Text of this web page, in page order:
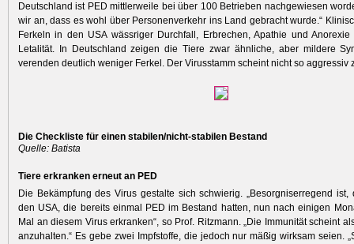
Deutschland ist PED mittlerweile bei über 100 Betrieben nachgewiesen
wir an, dass es wohl über Personenverkehr ins Land gebracht wurde.“
Ferkeln in den USA wässriger Durchfall, Erbrechen, Apathie und
Letalität. In Deutschland zeigen die Tiere zwar ähnliche, aber mildere
verenden deutlich weniger Ferkel. Der ­Virusstamm scheint nicht so aggressiv
Die Checkliste für einen stabilen/nicht-stabilen Bestand
Quelle: Batista
Tiere erkranken erneut an PED
Die Bekämpfung des Virus gestalte sich schwierig. „Besorgniserregend ist,
den USA, die bereits einmal PED im Bestand hatten, nun nach einigen
Mal an diesem Virus erkranken“, so Prof. Ritzmann. „Die Immunität scheint
anzuhalten.“ Es gebe zwei Impfstoffe, die jedoch nur mäßig wirksam seien.